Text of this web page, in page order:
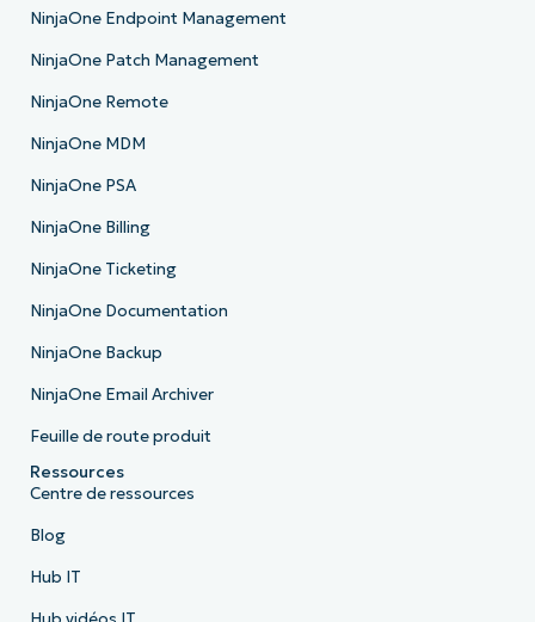
NinjaOne Endpoint Management
NinjaOne Patch Management
NinjaOne Remote
NinjaOne MDM
NinjaOne PSA
NinjaOne Billing
NinjaOne Ticketing
NinjaOne Documentation
NinjaOne Backup
NinjaOne Email Archiver
Feuille de route produit
Ressources
Centre de ressources
Blog
Hub IT